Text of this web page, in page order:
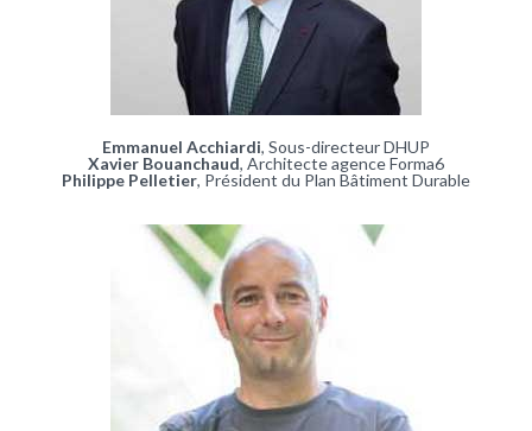
Emmanuel Acchiardi, Sous-directeur DHUP
Xavier Bouanchaud, Architecte agence Forma6
Philippe Pelletier, Président du Plan Bâtiment Durable